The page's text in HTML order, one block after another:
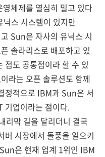
체제를 열심히 밀고 있다
스 시스템이 있지만
Sun은 자사의 유닉스 시
솔라리스로 배포하고 있
점도 공통점이라 할 수 있
라는 오픈 솔루션도 함께
정적으로 IBM과 Sun은 서
기업이라는 점이다.
리막 길을 달리더니 결국
버 시장에서 돌풍을 일으키
은 현재 업계 1위인 IBM